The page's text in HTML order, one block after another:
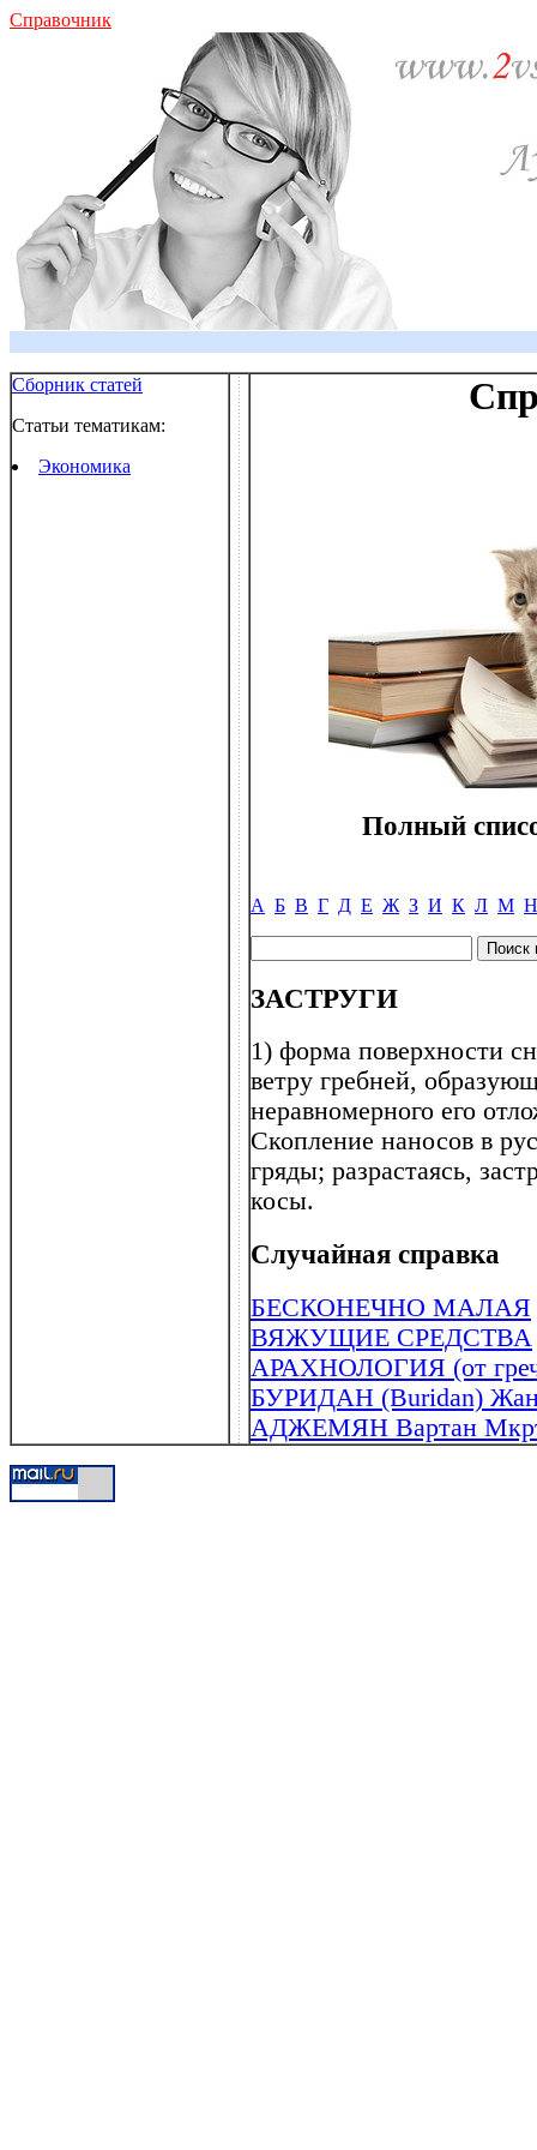
Справочник
Сборник статей
Статьи тематикам:
Экономика
Полный
А Б В Г Д Е Ж З И К Л М Н
ЗАСТРУГИ
1) форма поверхности
ветру гребней,
неравномерного его
Скопление наносов в
гряды; разрастаясь,
косы.
Случайная справка
БЕСКОНЕЧНО МАЛАЯ
ВЯЖУЩИЕ СРЕДСТВА
АРАХНОЛОГИЯ (от греч
БУРИДАН (Buridan) Жан
АДЖЕМЯН Вартан